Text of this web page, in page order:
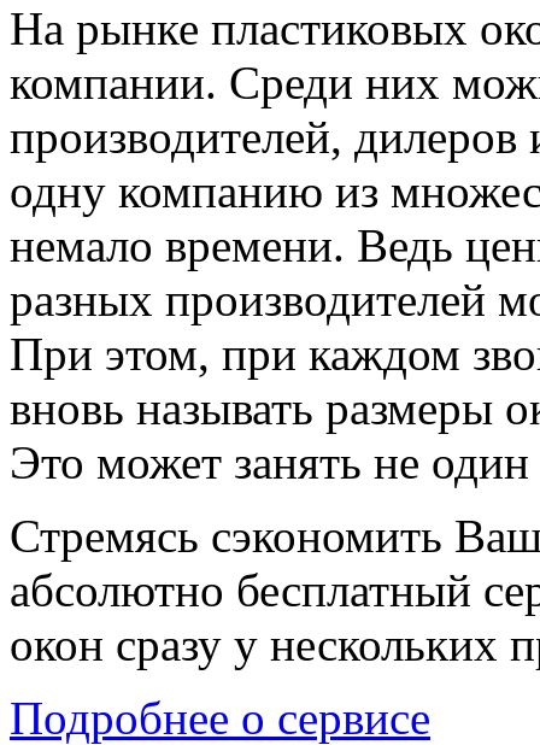
На рынке пластиковых
компании. Среди них
производителей,
одну компанию из
немало времени. Ведь
разных производителей
При этом, при каждом
вновь называть размеры
Это может занять не
Стремясь сэкономить
абсолютно бесплатный
окон сразу у нескольких
Подробнее о сервисе